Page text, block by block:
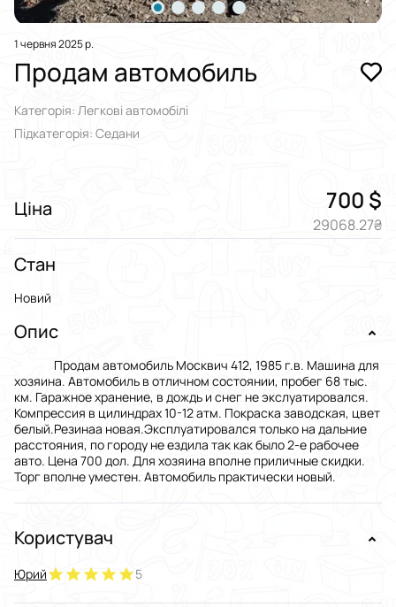
1 червня 2025 р.
Продам автомобиль
Категорія: Легкові автомобілі
Підкатегорія: Седани
Ціна 700 $
29068.27₴
Стан
Новий
Опис
Продам автомобиль Москвич 412, 1985 г.в. Машина для
хозяина. Автомобиль в отличном состоянии, пробег 68 тыс.
км. Гаражное хранение, в дождь и снег не экслуатировался.
Компрессия в цилиндрах 10-12 атм. Покраска заводская, цвет
белый.Резинаа новая.Эксплуатировался только на дальние
расстояния, по городу не ездила так как было 2-е рабочее
авто. Цена 700 дол. Для хозяина вполне приличные скидки.
Торг вполне уместен. Автомобиль практически новый.
Користувач
Юрий 5